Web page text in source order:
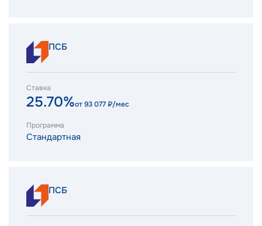
ПСБ
Ставка
25.70%от93 077₽/мес
Программа
Стандартная
ПСБ